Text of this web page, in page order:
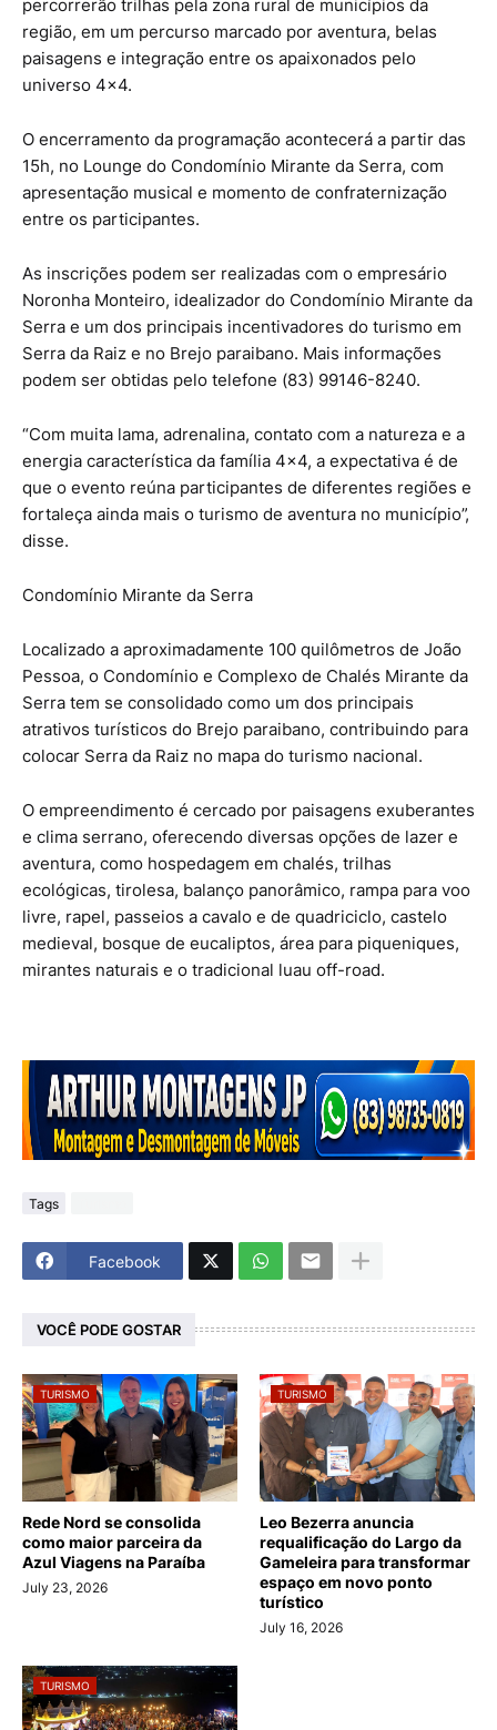
percorrerão trilhas pela zona rural de municípios da
região, em um percurso marcado por aventura, belas
paisagens e integração entre os apaixonados pelo
universo 4×4.
O encerramento da programação acontecerá a partir das
15h, no Lounge do Condomínio Mirante da Serra, com
apresentação musical e momento de confraternização
entre os participantes.
As inscrições podem ser realizadas com o empresário
Noronha Monteiro, idealizador do Condomínio Mirante da
Serra e um dos principais incentivadores do turismo em
Serra da Raiz e no Brejo paraibano. Mais informações
podem ser obtidas pelo telefone (83) 99146-8240.
“Com muita lama, adrenalina, contato com a natureza e a
energia característica da família 4×4, a expectativa é de
que o evento reúna participantes de diferentes regiões e
fortaleça ainda mais o turismo de aventura no município”,
disse.
Condomínio Mirante da Serra
Localizado a aproximadamente 100 quilômetros de João
Pessoa, o Condomínio e Complexo de Chalés Mirante da
Serra tem se consolidado como um dos principais
atrativos turísticos do Brejo paraibano, contribuindo para
colocar Serra da Raiz no mapa do turismo nacional.
O empreendimento é cercado por paisagens exuberantes
e clima serrano, oferecendo diversas opções de lazer e
aventura, como hospedagem em chalés, trilhas
ecológicas, tirolesa, balanço panorâmico, rampa para voo
livre, rapel, passeios a cavalo e de quadriciclo, castelo
medieval, bosque de eucaliptos, área para piqueniques,
mirantes naturais e o tradicional luau off-road.
Tags
Facebook
VOCÊ PODE GOSTAR
TURISMO
Rede Nord se consolida
como maior parceira da
Azul Viagens na Paraíba
July 23, 2026
TURISMO
Leo Bezerra anuncia
requalificação do Largo da
Gameleira para transformar
espaço em novo ponto
turístico
July 16, 2026
TURISMO